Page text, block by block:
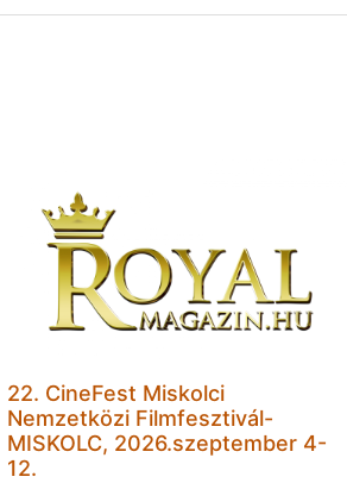
22. CineFest Miskolci
Nemzetközi Filmfesztivál-
MISKOLC, 2026.szeptember 4-
12.